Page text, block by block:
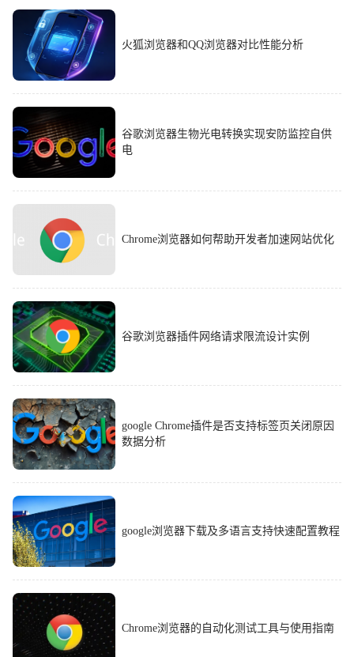
火狐浏览器和QQ浏览器对比性能分析
谷歌浏览器生物光电转换实现安防监控自供
电
Chrome浏览器如何帮助开发者加速网站优化
谷歌浏览器插件网络请求限流设计实例
google Chrome插件是否支持标签页关闭原因
数据分析
google浏览器下载及多语言支持快速配置教程
Chrome浏览器的自动化测试工具与使用指南